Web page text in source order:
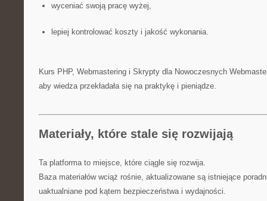
wyceniać swoją pracę wyżej,
lepiej kontrolować koszty i jakość wykonania.
Kurs PHP, Webmastering i Skrypty dla Nowoczesnych
aby wiedza przekładała się na praktykę i pieniądze.
Materiały, które stale się rozwijają
Ta platforma to miejsce, które ciągle się rozwija.
Baza materiałów wciąż rośnie, aktualizowane są istniejące
uaktualniane pod kątem bezpieczeństwa i wydajności.